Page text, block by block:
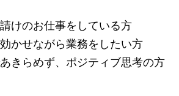
けのお仕事をしている方
かせながら業務をしたい方
きらめず、ポジティブ思考の方